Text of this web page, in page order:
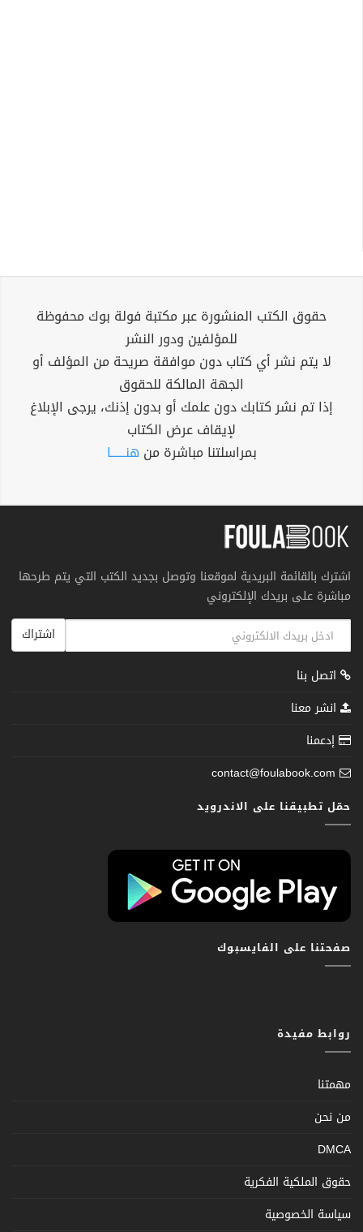
حقوق الكتب المنشورة عبر مكتبة فولة بوك محفوظة
للمؤلفين ودور النشر
لا يتم نشر أي كتاب دون موافقة صريحة من المؤلف أو
الجهة المالكة للحقوق
إذا تم نشر كتابك دون علمك أو بدون إذنك، يرجى الإبلاغ
لإيقاف عرض الكتاب
بمراسلتنا مباشرة من هنــــــا
اشترك بالقائمة البريدية لموقعنا وتوصل بجديد الكتب التي يتم طرحها
مباشرة على بريدك الإلكتروني
اشتراك
اتصل بنا
انشر معنا
إدعمنا
contact@foulabook.com
حمّل تطبيقنا على الاندرويد
صفحتنا على الفايسبوك
روابط مفيدة
مهمتنا
من نحن
DMCA
حقوق الملكية الفكرية
سياسة الخصوصية